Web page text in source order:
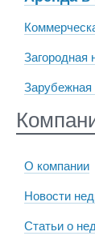
Загородная
О компании
Новости
Статьи о